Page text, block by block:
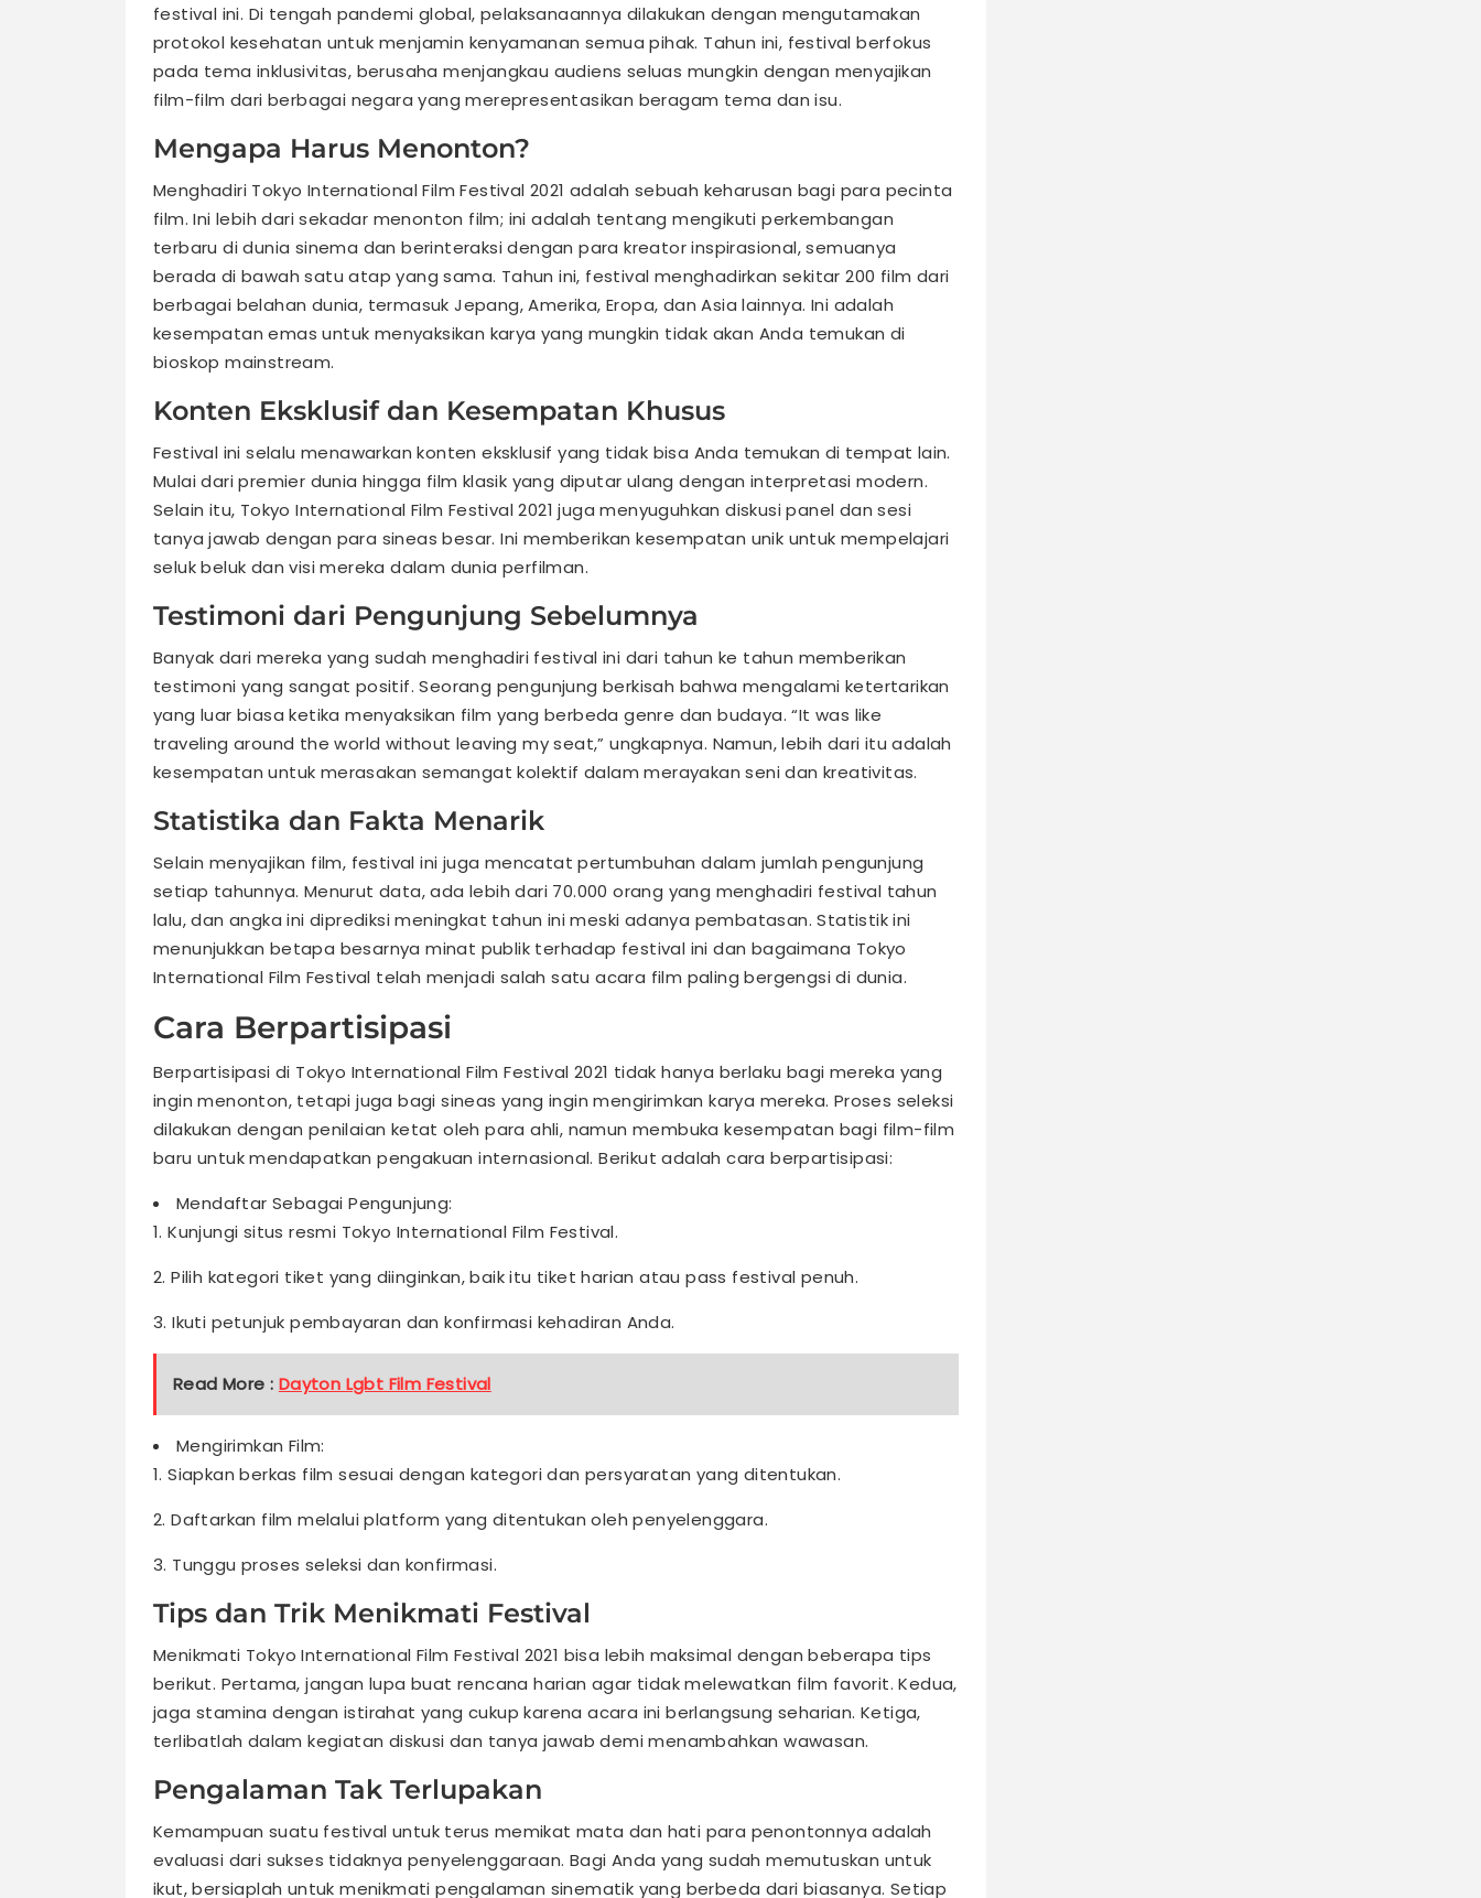
festival ini. Di tengah pandemi global, pelaksanaannya dilakukan dengan mengutamakan
protokol kesehatan untuk menjamin kenyamanan semua pihak. Tahun ini, festival berfokus
pada tema inklusivitas, berusaha menjangkau audiens seluas mungkin dengan menyajikan
film-film dari berbagai negara yang merepresentasikan beragam tema dan isu.
Mengapa Harus Menonton?
Menghadiri Tokyo International Film Festival 2021 adalah sebuah keharusan bagi para pecinta
film. Ini lebih dari sekadar menonton film; ini adalah tentang mengikuti perkembangan
terbaru di dunia sinema dan berinteraksi dengan para kreator inspirasional, semuanya
berada di bawah satu atap yang sama. Tahun ini, festival menghadirkan sekitar 200 film dari
berbagai belahan dunia, termasuk Jepang, Amerika, Eropa, dan Asia lainnya. Ini adalah
kesempatan emas untuk menyaksikan karya yang mungkin tidak akan Anda temukan di
bioskop mainstream.
Konten Eksklusif dan Kesempatan Khusus
Festival ini selalu menawarkan konten eksklusif yang tidak bisa Anda temukan di tempat lain.
Mulai dari premier dunia hingga film klasik yang diputar ulang dengan interpretasi modern.
Selain itu, Tokyo International Film Festival 2021 juga menyuguhkan diskusi panel dan sesi
tanya jawab dengan para sineas besar. Ini memberikan kesempatan unik untuk mempelajari
seluk beluk dan visi mereka dalam dunia perfilman.
Testimoni dari Pengunjung Sebelumnya
Banyak dari mereka yang sudah menghadiri festival ini dari tahun ke tahun memberikan
testimoni yang sangat positif. Seorang pengunjung berkisah bahwa mengalami ketertarikan
yang luar biasa ketika menyaksikan film yang berbeda genre dan budaya. “It was like
traveling around the world without leaving my seat,” ungkapnya. Namun, lebih dari itu adalah
kesempatan untuk merasakan semangat kolektif dalam merayakan seni dan kreativitas.
Statistika dan Fakta Menarik
Selain menyajikan film, festival ini juga mencatat pertumbuhan dalam jumlah pengunjung
setiap tahunnya. Menurut data, ada lebih dari 70.000 orang yang menghadiri festival tahun
lalu, dan angka ini diprediksi meningkat tahun ini meski adanya pembatasan. Statistik ini
menunjukkan betapa besarnya minat publik terhadap festival ini dan bagaimana Tokyo
International Film Festival telah menjadi salah satu acara film paling bergengsi di dunia.
Cara Berpartisipasi
Berpartisipasi di Tokyo International Film Festival 2021 tidak hanya berlaku bagi mereka yang
ingin menonton, tetapi juga bagi sineas yang ingin mengirimkan karya mereka. Proses seleksi
dilakukan dengan penilaian ketat oleh para ahli, namun membuka kesempatan bagi film-film
baru untuk mendapatkan pengakuan internasional. Berikut adalah cara berpartisipasi:
Mendaftar Sebagai Pengunjung:
1. Kunjungi situs resmi Tokyo International Film Festival.
2. Pilih kategori tiket yang diinginkan, baik itu tiket harian atau pass festival penuh.
3. Ikuti petunjuk pembayaran dan konfirmasi kehadiran Anda.
Read More : Dayton Lgbt Film Festival
Mengirimkan Film:
1. Siapkan berkas film sesuai dengan kategori dan persyaratan yang ditentukan.
2. Daftarkan film melalui platform yang ditentukan oleh penyelenggara.
3. Tunggu proses seleksi dan konfirmasi.
Tips dan Trik Menikmati Festival
Menikmati Tokyo International Film Festival 2021 bisa lebih maksimal dengan beberapa tips
berikut. Pertama, jangan lupa buat rencana harian agar tidak melewatkan film favorit. Kedua,
jaga stamina dengan istirahat yang cukup karena acara ini berlangsung seharian. Ketiga,
terlibatlah dalam kegiatan diskusi dan tanya jawab demi menambahkan wawasan.
Pengalaman Tak Terlupakan
Kemampuan suatu festival untuk terus memikat mata dan hati para penontonnya adalah
evaluasi dari sukses tidaknya penyelenggaraan. Bagi Anda yang sudah memutuskan untuk
ikut, bersiaplah untuk menikmati pengalaman sinematik yang berbeda dari biasanya. Setiap